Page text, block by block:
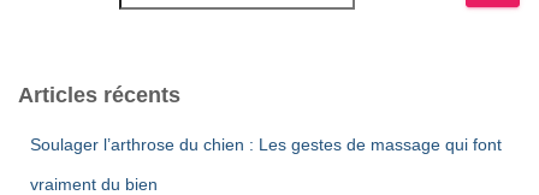
Articles récents
Soulager l’arthrose du chien : Les gestes de massage qui font
vraiment du bien